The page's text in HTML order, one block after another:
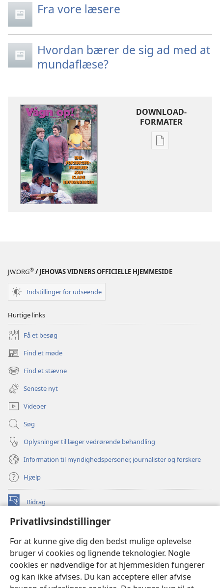
Privatlivsindstillinger
For at kunne give dig den bedst mulige oplevelse
bruger vi cookies og lignende teknologier. Nogle
cookies er nødvendige for at hjemmesiden fungerer
og kan ikke afvises. Du kan acceptere eller afvise
Fra vore læsere
Hvordan bærer de sig ad med at
mundaflæse?
DOWNLOAD-
FORMATER
Indstillinger
JW.ORG® / JEHOVAS VIDNERS OFFICIELLE HJEMMESIDE
Indstillinger for udseende
Hurtige links
Få et besøg
Find et møde
(åbner
nyt
vindue)
Find et stævne
(åbner
nyt
vindue)
Seneste nyt
Videoer
Søg
Oplysninger til læger vedrørende behandling
Information til myndighedspersoner, journalister og forskere
Hjælp
Bidrag
(åbner
vindue)Watchtower ONLINE LIBRARY™
nyt
vindue)JW Hub
(åbner
nyt
vindue)JW Library